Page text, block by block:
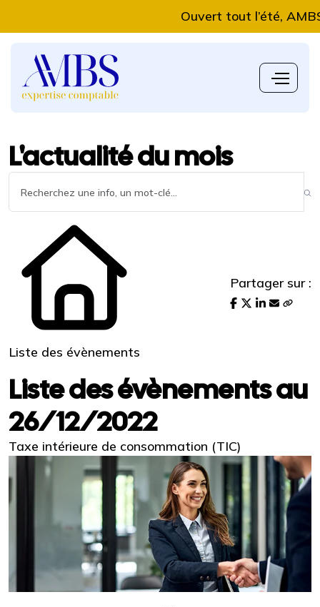
Ouvert tout l’été, AMBS
L'actualité du mois
Liste des évènements
Partager sur :
Liste des évènements au
26/12/2022
Taxe intérieure de consommation (TIC)